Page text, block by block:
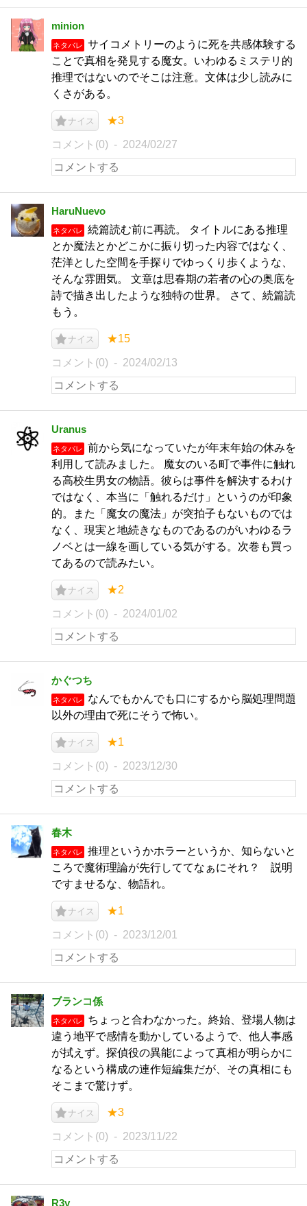
minion
ネタバレ
サイコメトリーのように死を共感体験する
ことで真相を発見する魔女。いわゆるミステリ的
推理ではないのでそこは注意。文体は少し読みに
くさがある。
ナイス ★3
コメント(0) 2024/02/27
HaruNuevo
ネタバレ
続篇読む前に再読。 タイトルにある推理
とか魔法とかどこかに振り切った内容ではなく、
茫洋とした空間を手探りでゆっくり歩くような、
そんな雰囲気。 文章は思春期の若者の心の奥底を
詩で描き出したような独特の世界。 さて、続篇読
もう。
ナイス ★15
コメント(0) 2024/02/13
Uranus
ネタバレ
前から気になっていたが年末年始の休みを
利用して読みました。 魔女のいる町で事件に触れ
る高校生男女の物語。彼らは事件を解決するわけ
ではなく、本当に「触れるだけ」というのが印象
的。また「魔女の魔法」が突拍子もないものでは
なく、現実と地続きなものであるのがいわゆるラ
ノベとは一線を画している気がする。次巻も買っ
てあるので読みたい。
ナイス ★2
コメント(0) 2024/01/02
かぐつち
ネタバレ
なんでもかんでも口にするから脳処理問題
以外の理由で死にそうで怖い。
ナイス ★1
コメント(0) 2023/12/30
春木
ネタバレ
推理というかホラーというか、知らないと
ころで魔術理論が先行しててなぁにそれ？ 説明
ですませるな、物語れ。
ナイス ★1
コメント(0) 2023/12/01
ブランコ係
ネタバレ
ちょっと合わなかった。終始、登場人物は
違う地平で感情を動かしているようで、他人事感
が拭えず。探偵役の異能によって真相が明らかに
なるという構成の連作短編集だが、その真相にも
そこまで驚けず。
ナイス ★3
コメント(0) 2023/11/22
R3y